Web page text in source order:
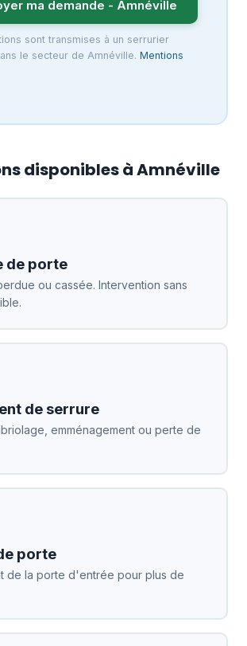
ma demande - Amnéville
sont transmises à un serrurier
le secteur de Amnéville. Mentions
disponibles à Amnéville
de porte
ou cassée. Intervention sans
de serrure
emménagement ou perte de
porte
de la porte d'entrée pour plus de